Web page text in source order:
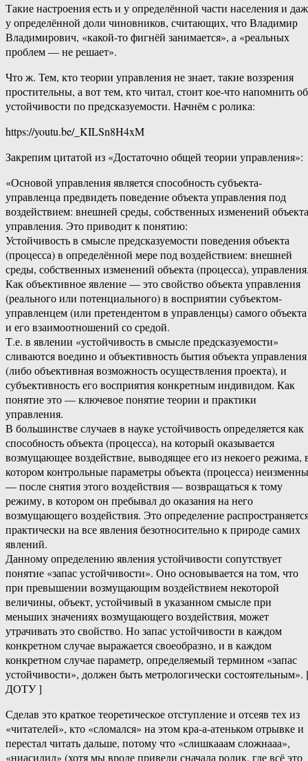
Такие настроения есть и у определённой части населения и
у определённой доли чиновников, считающих, что Владимир
Владимирович, «какой-то фигнёй занимается», а «реальных
проблем — не решает».
Что ж. Тем, кто теории управления не знает, такие воззрения
простительны, а вот тем, кто читал, стоит кое-что напомнить об
устойчивости по предсказуемости. Начнём с ролика:
https://youtu.be/_KILSn8H4xM
Закрепим цитатой из «Достаточно общей теории управления»:
«Основой управления является способность субъекта-
управленца предвидеть поведение объекта управления под
воздействием: внешней среды, собственных изменений
управления. Это приводит к понятию:
Устойчивость в смысле предсказуемости поведения объекта
(процесса) в определённой мере под воздействием: внешней
среды, собственных изменений объекта (процесса),
Как объективное явление — это свойство объекта управления
(реального или потенциального) в восприятии субъектом-
управленцем (или претендентом в управленцы) самого объекта
и его взаимоотношений со средой.
Т.е. в явлении «устойчивость в смысле предсказуемости»
сливаются воедино и объективность бытия объекта управления
(либо объективная возможность осуществления проекта), и
субъективность его восприятия конкретным индивидом. Как
понятие это — ключевое понятие теории и практики
управления.
В большинстве случаев в науке устойчивость определяется как
способность объекта (процесса), на который оказывается
возмущающее воздействие, выводящее его из некоего режима,
котором контрольные параметры объекта (процесса)
— после снятия этого воздействия — возвращаться к тому
режиму, в котором он пребывал до оказания на него
возмущающего воздействия. Это определение
практически на все явления безотносительно к природе самих
явлений.
Данному определению явления устойчивости сопутствует
понятие «запас устойчивости». Оно основывается на том, что
при превышении возмущающим воздействием некоторой
величины, объект, устойчивый в указанном смысле при
меньших значениях возмущающего воздействия, может
утрачивать это свойство. Но запас устойчивости в каждом
конкретном случае выражается своеобразно, и в каждом
конкретном случае параметр, определяемый термином «запас
устойчивости», должен быть метрологически состоятельным».
ДОТУ ]
Сделав это краткое теоретическое отступление и отсеяв тех из
«читателей», кто «сломался» на этом кра-а-атеньком отрывке и
перестал читать дальше, потому что «слишкааам сложнааа»,
«ниасилил» (хотя мы вроде привели сначала ролик, где всё это